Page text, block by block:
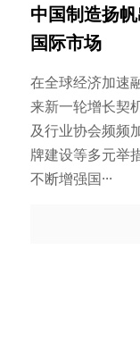
中国制造扬
国际市场
在全球经济加速
来新一轮增长契
及行业协会频频
牌建设等多元举
不断增强国···